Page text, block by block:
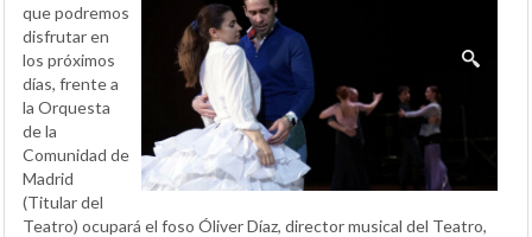
que podremos
disfrutar en
los próximos
días, frente a
la Orquesta
de la
Comunidad de
Madrid
(Titular del
Teatro) ocupará el foso Óliver Díaz, director musical del Teatro,